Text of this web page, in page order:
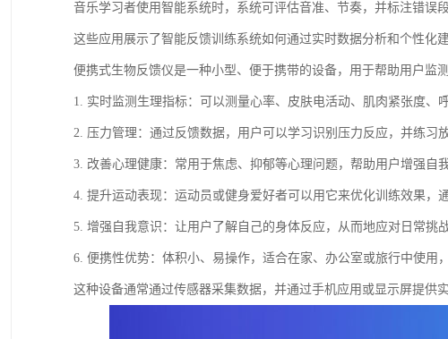
音乐学习者使用智能系统时，系统可评估音准、节奏，并标注错误
这些应用展示了智能反馈训练系统如何通过实时数据分析和个性化
便携式生物反馈仪是一种小型、便于携带的设备，用于帮助用户监
1. 实时监测生理指标：可以测量心率、皮肤电活动、肌肉紧张度、
2. 压力管理：通过反馈数据，用户可以学习识别压力反应，并练习放
3. 改善心理健康：常用于焦虑、抑郁等心理问题，帮助用户增强自
4. 提升运动表现：运动员或健身爱好者可以用它来优化训练效果，
5. 增强自我意识：让用户了解自己的身体反应，从而地应对日常挑战
6. 便携性优势：体积小、易操作，适合在家、办公室或旅行中使用
这种设备通常通过传感器采集数据，并通过手机应用或显示屏提供